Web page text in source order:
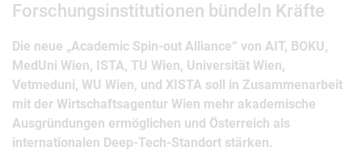
Forschungsinstitutionen bündeln Kräfte
Die neue „Academic Spin-out Alliance“ von AIT, BOKU,
MedUni Wien, ISTA, TU Wien, Universität Wien,
Vetmeduni, WU Wien, und XISTA soll in Zusammenarbeit
mit der Wirtschaftsagentur Wien mehr akademische
Ausgründungen ermöglichen und Österreich als
internationalen Deep-Tech-Standort stärken.